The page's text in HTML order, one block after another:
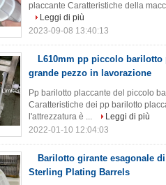
placcante Caratteristiche della
Leggi di più
2023-09-08 13:40:13
L610mm pp piccolo barilotto
grande pezzo in lavorazione
Pp barilotto placcante del piccolo
Caratteristiche dei pp barilotto
l'attrezzatura è ...
Leggi di più
2022-01-10 12:04:03
Barilotto girante esagonale
Sterling Plating Barrels